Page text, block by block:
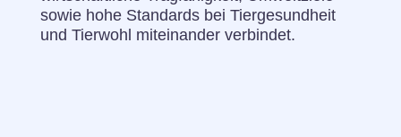
sowie hohe Standards bei Tiergesundheit
und Tierwohl miteinander verbindet.